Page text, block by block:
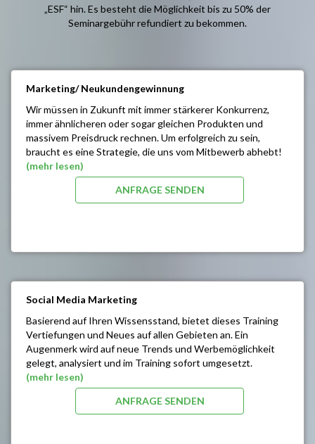
„ESF“ hin. Es besteht die Möglichkeit bis zu 50% der
Seminargebühr refundiert zu bekommen.
Marketing/ Neukundengewinnung
Wir müssen in Zukunft mit immer stärkerer Konkurrenz,
immer ähnlicheren oder sogar gleichen Produkten und
massivem Preisdruck rechnen. Um erfolgreich zu sein,
braucht es eine Strategie, die uns vom Mitbewerb abhebt!
Nur mit ganzheitlichen Strategien kann man sich auf die
nächsten Jahre vorbereiten!
Mehr Erfolg durch bessere Produktkonzepte
Zielgenaues Ansprechen von Konsumenten ohne
Marktlücken und Chancen erkennen
Förderung der Uniquness (Einzigartigkeit)
Unterschiede zum Mitbewerb finden
Den Einsatz von Marketinginstrumenten lernen
(mehr lesen)
ANFRAGE SENDEN
Social Media Marketing
Basierend auf Ihren Wissensstand, bietet dieses Training
Vertiefungen und Neues auf allen Gebieten an. Ein
Augenmerk wird auf neue Trends und Werbemöglichkeit
gelegt, analysiert und im Training sofort umgesetzt.
SEMINARINHALTE/ZIELE:
Optimierung des Bekanntheitsgrades
(mehr lesen)
ANFRAGE SENDEN